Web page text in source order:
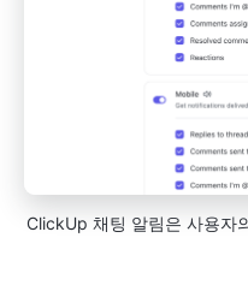
ClickUp 채팅 알림은 사용자